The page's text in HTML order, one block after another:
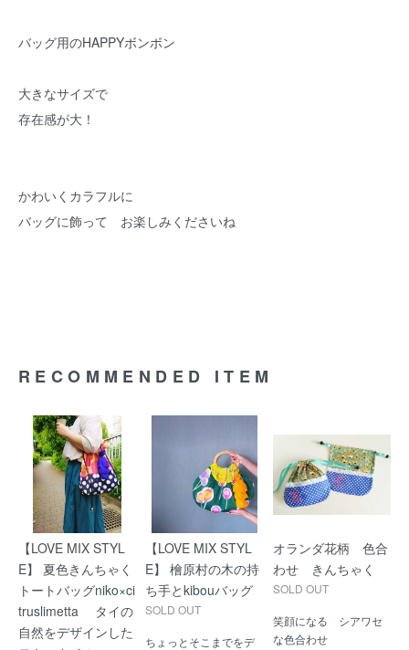
バッグ用のHAPPYボンボン
大きなサイズで
存在感が大！
かわいくカラフルに
バッグに飾って お楽しみくださいね
RECOMMENDED ITEM
【LOVE MIX STYL
E】 夏色きんちゃく
トートバッグniko×ci
truslimetta タイの
自然をデザインした
【LOVE MIX STYL
E】 檜原村の木の持
ち手とkibouバッグ
SOLD OUT
ちょっとそこまでをデ
オランダ花柄 色合
わせ きんちゃく
SOLD OUT
笑顔になる シアワセ
な色合わせ